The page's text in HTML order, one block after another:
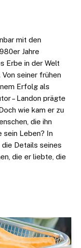
mit den
Jahre
Erbe in der Welt
seiner frühen
Erfolg als
– Landon prägte
wie kam er zu
die ihn
sein Leben? In
Details seines
die er liebte, die